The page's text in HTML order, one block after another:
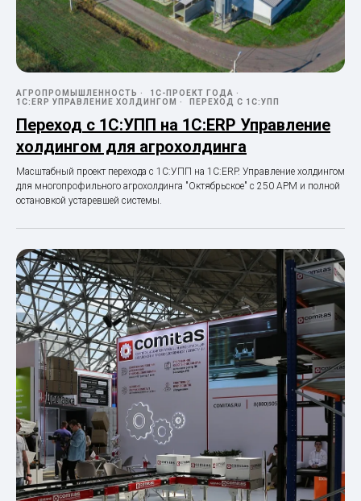
АГРОПРОМЫШЛЕННОСТЬ
1С-ПРОЕКТ ГОДА
1С:ERP УПРАВЛЕНИЕ ХОЛДИНГОМ
ПЕРЕХОД С 1С:УПП
Переход с 1С:УПП на 1С:ERP Управление
холдингом для агрохолдинга
Масштабный проект перехода с 1С:УПП на 1С:ERP. Управление холдингом
для многопрофильного агрохолдинга "Октябрьское" с 250 АРМ и полной
остановкой устаревшей системы.